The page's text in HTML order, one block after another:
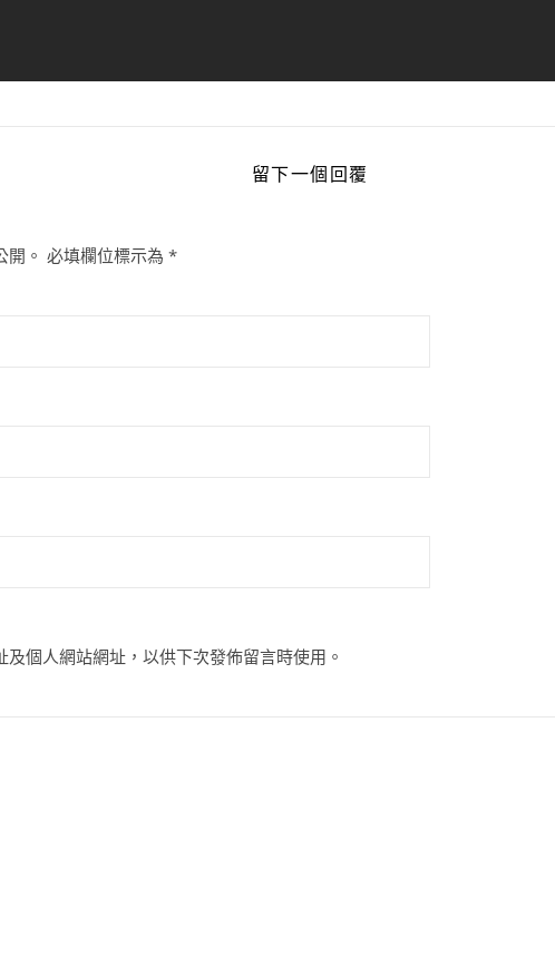
留下一個回覆
。 必填欄位標示為 *
個人網站網址，以供下次發佈留言時使用。